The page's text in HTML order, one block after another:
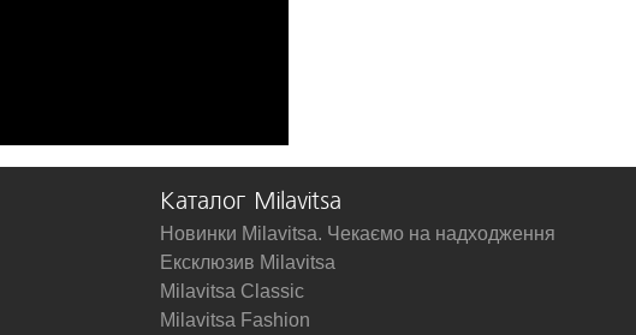
Каталог Milavitsa
Новинки Milavitsa. Чекаємо на надходження
Ексклюзив Milavitsa
Milavitsa Classic
Milavitsa Fashion